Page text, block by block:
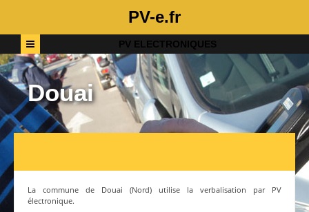
PV-e.fr
PV ELECTRONIQUES
Douai
La commune de Douai (Nord) utilise la verbalisation par PV
électronique.